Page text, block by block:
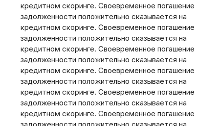
кредитном скоринге. Своевременное погашение
задолженности положительно сказывается на
кредитном скоринге. Своевременное погашение
задолженности положительно сказывается на
кредитном скоринге. Своевременное погашение
задолженности положительно сказывается на
кредитном скоринге. Своевременное погашение
задолженности положительно сказывается на
кредитном скоринге. Своевременное погашение
задолженности положительно сказывается на
кредитном скоринге. Своевременное погашение